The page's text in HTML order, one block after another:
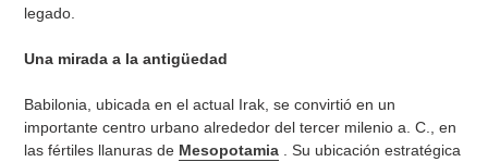
legado.
Una mirada a la antigüedad
Babilonia, ubicada en el actual Irak, se convirtió en un
importante centro urbano alrededor del tercer milenio a. C., en
las fértiles llanuras de Mesopotamia . Su ubicación estratégica